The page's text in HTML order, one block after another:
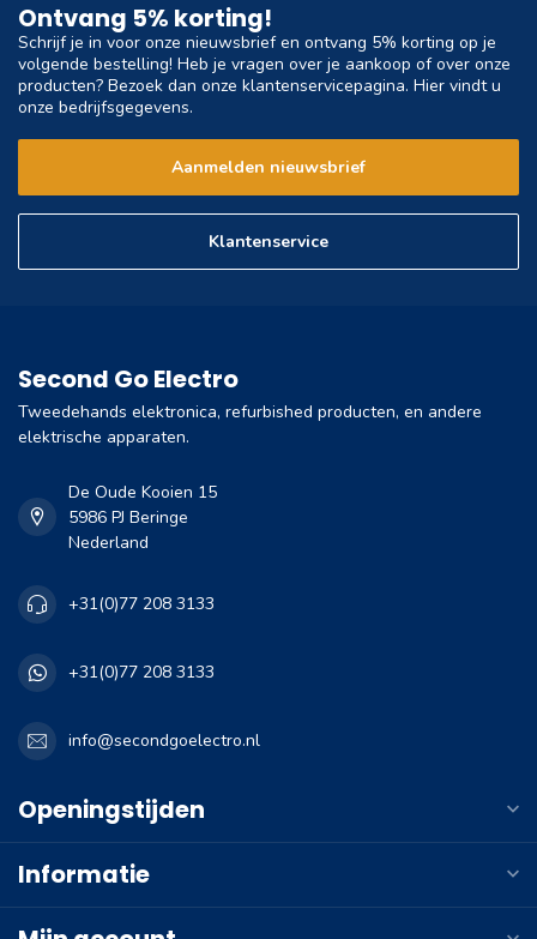
Ontvang 5% korting!
Schrijf je in voor onze nieuwsbrief en ontvang 5% korting op je
volgende bestelling! Heb je vragen over je aankoop of over onze
producten? Bezoek dan onze klantenservicepagina. Hier vindt u
onze bedrijfsgegevens.
Aanmelden nieuwsbrief
Klantenservice
Second Go Electro
Tweedehands elektronica, refurbished producten, en andere
elektrische apparaten.
De Oude Kooien 15
5986 PJ Beringe
Nederland
+31(0)77 208 3133
+31(0)77 208 3133
info@secondgoelectro.nl
Openingstijden
Informatie